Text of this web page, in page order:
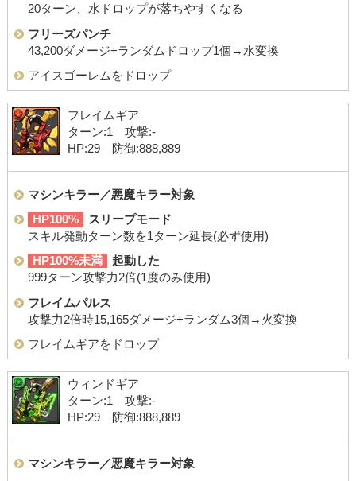
20ターン、水ドロップが落ちやすくなる
フリーズパンチ
43,200ダメージ+ランダムドロップ1個→水変換
アイスゴーレムをドロップ
フレイムギア
ターン:1 攻撃:-
HP:29 防御:888,889
マシンキラー／悪魔キラー対象
HP100%
スリープモード
スキル発動ターン数を1ターン延長(必ず使用)
HP100%未満
起動した
999ターン攻撃力2倍(1度のみ使用)
フレイムパルス
攻撃力2倍時15,165ダメージ+ランダム3個→火変換
フレイムギアをドロップ
ウィンドギア
ターン:1 攻撃:-
HP:29 防御:888,889
マシンキラー／悪魔キラー対象